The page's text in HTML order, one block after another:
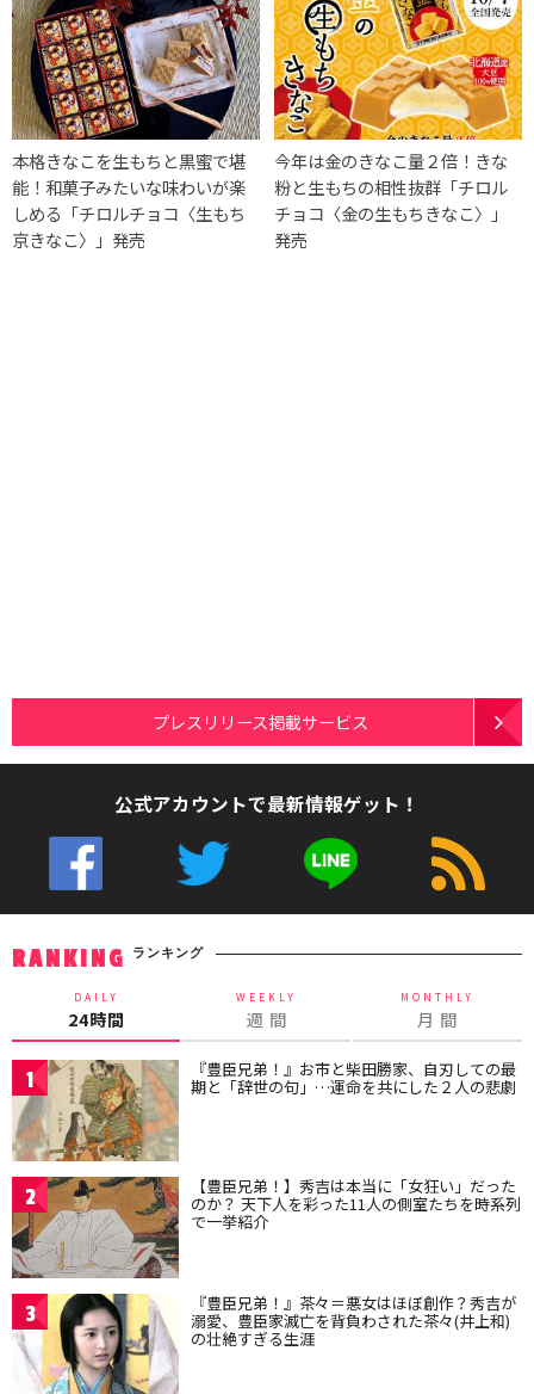
本格きなこを生もちと黒蜜で堪
能！和菓子みたいな味わいが楽
しめる「チロルチョコ〈生もち
京きなこ〉」発売
今年は金のきなこ量２倍！きな
粉と生もちの相性抜群「チロル
チョコ〈金の生もちきなこ〉」
発売
プレスリリース掲載サービス
公式アカウントで最新情報ゲット！
RANKING ランキング
DAILY
24時間
WEEKLY
週 間
MONTHLY
月 間
1 『豊臣兄弟！』お市と柴田勝家、自刃しての最
期と「辞世の句」…運命を共にした２人の悲劇
2 【豊臣兄弟！】秀吉は本当に「女狂い」だった
のか？ 天下人を彩った11人の側室たちを時系列
で一挙紹介
3 『豊臣兄弟！』茶々＝悪女はほぼ創作？秀吉が
溺愛、豊臣家滅亡を背負わされた茶々(井上和)
の壮絶すぎる生涯